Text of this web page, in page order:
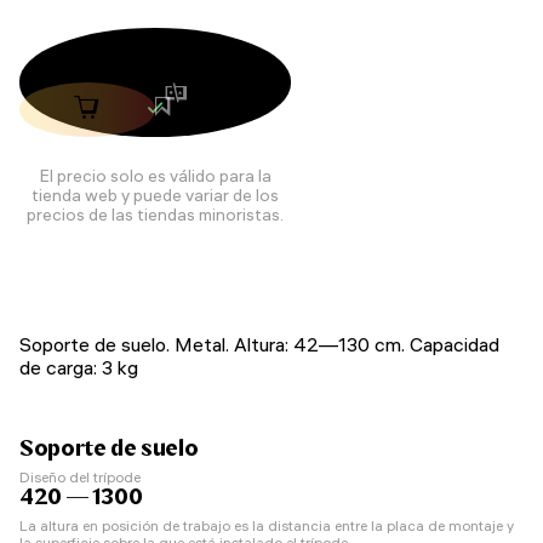
El precio solo es válido para la
tienda web y puede variar de los
precios de las tiendas minoristas.
Soporte de suelo. Metal. Altura: 42—130 cm. Capacidad
de carga: 3 kg
Soporte de suelo
Diseño del trípode
420 — 1300
La altura en posición de trabajo es la distancia entre la placa de montaje y